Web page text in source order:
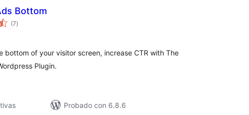
Bottom
(7valoraciones
en
)
bottom of your visitor screen, increase CTR with The
Plugin.
Probado con 6.8.6